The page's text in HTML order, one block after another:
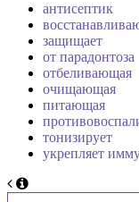
антисептик
защищает
от парадонтоза
отбеливающая
очищающая
питающая
тонизирует
укрепляет